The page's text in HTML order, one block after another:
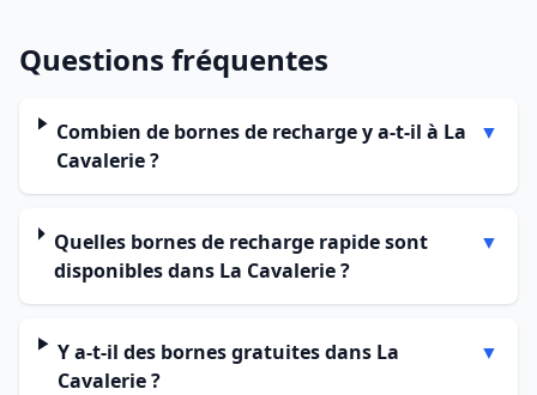
Questions fréquentes
Combien de bornes de recharge y a-t-il à La
Cavalerie ?
▼
Quelles bornes de recharge rapide sont
disponibles dans La Cavalerie ?
▼
Y a-t-il des bornes gratuites dans La
Cavalerie ?
▼